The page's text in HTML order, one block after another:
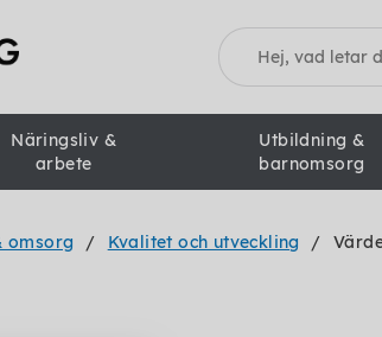
Sök
Näringsliv &
arbete
Utbildning &
barnomsorg
omsorg Kvalitet och utveckling